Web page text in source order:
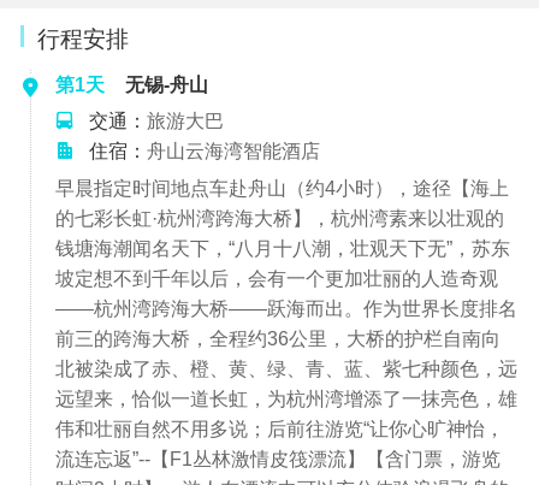
行程安排
第1天
无锡-舟山
交通： 旅游大巴
住宿： 舟山云海湾智能酒店
早晨指定时间地点车赴舟山（约4小时），途径【海上
的七彩长虹·杭州湾跨海大桥】，杭州湾素来以壮观的
钱塘海潮闻名天下，“八月十八潮，壮观天下无”，苏东
坡定想不到千年以后，会有一个更加壮丽的人造奇观
——杭州湾跨海大桥——跃海而出。作为世界长度排名
前三的跨海大桥，全程约36公里，大桥的护栏自南向
北被染成了赤、橙、黄、绿、青、蓝、紫七种颜色，远
远望来，恰似一道长虹，为杭州湾增添了一抹亮色，雄
伟和壮丽自然不用多说；后前往游览“让你心旷神怡，
流连忘返”--【F1丛林激情皮筏漂流】【含门票，游览